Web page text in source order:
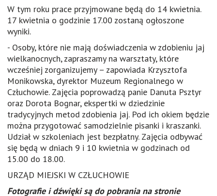
W tym roku prace przyjmowane będą do 14 kwietnia.
17 kwietnia o godzinie 17.00 zostaną ogłoszone
wyniki.
- Osoby, które nie mają doświadczenia w zdobieniu jaj
wielkanocnych, zapraszamy na warsztaty, które
wcześniej zorganizujemy – zapowiada Krzysztofa
Monikowska, dyrektor Muzeum Regionalnego w
Człuchowie. Zajęcia poprowadzą panie Danuta Psztyr
oraz Dorota Bognar, ekspertki w dziedzinie
tradycyjnych metod zdobienia jaj. Pod ich okiem będzie
można przygotować samodzielnie pisanki i kraszanki.
Udział w szkoleniach jest bezpłatny. Zajęcia odbywać
się będą w dniach 9 i 10 kwietnia w godzinach od
15.00 do 18.00.
URZĄD MIEJSKI W CZŁUCHOWIE
Fotografie i dźwięki są do pobrania na stronie